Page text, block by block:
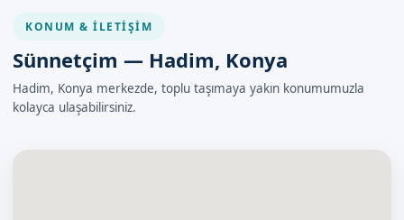
KONUM & İLETIŞIM
Sünnetçim — Hadim, Konya
Hadim, Konya merkezde, toplu taşımaya yakın konumumuzla
kolayca ulaşabilirsiniz.